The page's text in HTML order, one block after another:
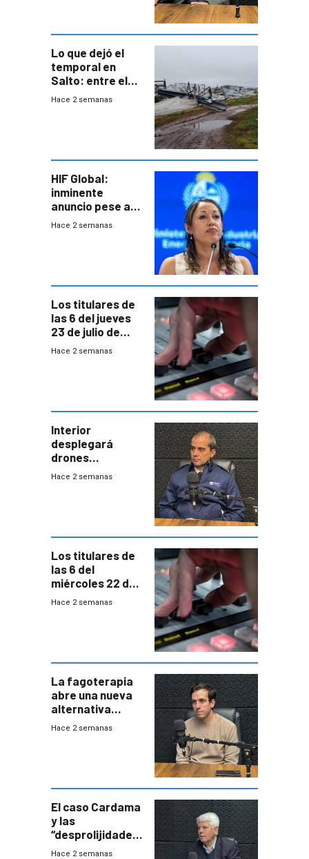
Lo que dejó el
temporal en
Salto: entre el
impacto
Hace 2 semanas
HIF Global:
inminente
anuncio pese a
declaración de
gobierno
Hace 2 semanas
Los titulares de
las 6 del jueves
23 de julio de
2026
Hace 2 semanas
Interior
desplegará
drones
autónomos para
Hace 2 semanas
Los titulares de
las 6 del
miércoles 22 de
julio de 2026
Hace 2 semanas
La fagoterapia
abre una nueva
alternativa
contra bacterias
innovadora
Hace 2 semanas
El caso Cardama
y las
“desprolijidades”
que la
Hace 2 semanas